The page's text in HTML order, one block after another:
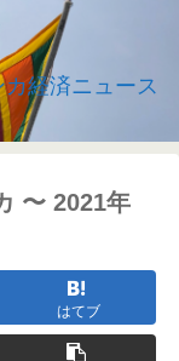
経済ニュース
〜 2021年
はてブ